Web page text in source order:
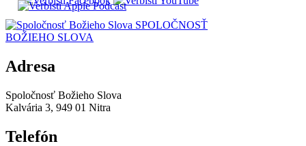
SPOLOČNOSŤ
BOŽIEHO SLOVA
Adresa
Spoločnosť Božieho Slova
Kalvária 3, 949 01 Nitra
Telefón